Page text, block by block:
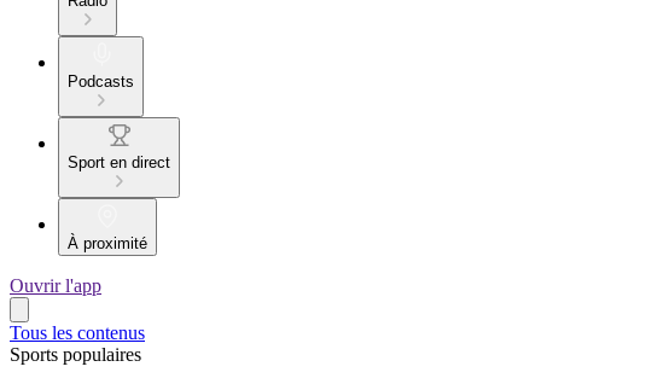
Podcasts
Sport en direct
À proximité
Ouvrir l'app
Tous les contenus
Sports populaires